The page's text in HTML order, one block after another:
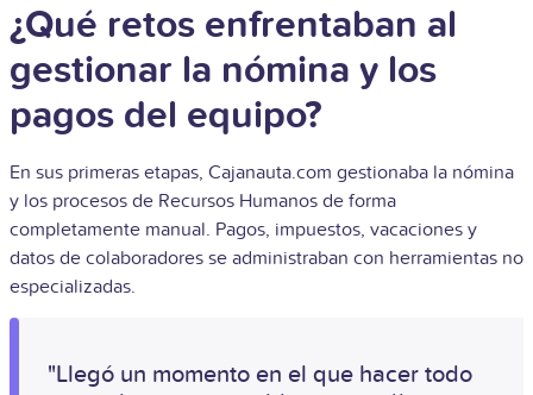
¿Qué retos enfrentaban al
gestionar la nómina y los
pagos del equipo?
En sus primeras etapas, Cajanauta.com gestionaba la nómina
y los procesos de Recursos Humanos de forma
completamente manual. Pagos, impuestos, vacaciones y
datos de colaboradores se administraban con herramientas no
especializadas.
"Llegó un momento en el que hacer todo